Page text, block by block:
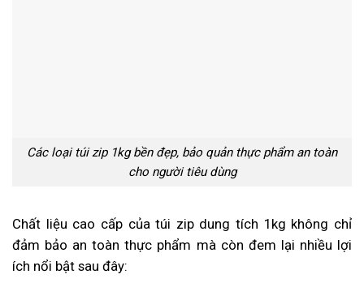
Các loại túi zip 1kg bền đẹp, bảo quản thực phẩm an toàn
cho người tiêu dùng
Chất liệu cao cấp của túi zip dung tích 1kg không chỉ
đảm bảo an toàn thực phẩm mà còn đem lại nhiều lợi
ích nổi bật sau đây: